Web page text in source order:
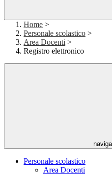
Home >
Personale scolastico >
Area Docenti >
Registro elettronico
Personale scolastico
Area Docenti